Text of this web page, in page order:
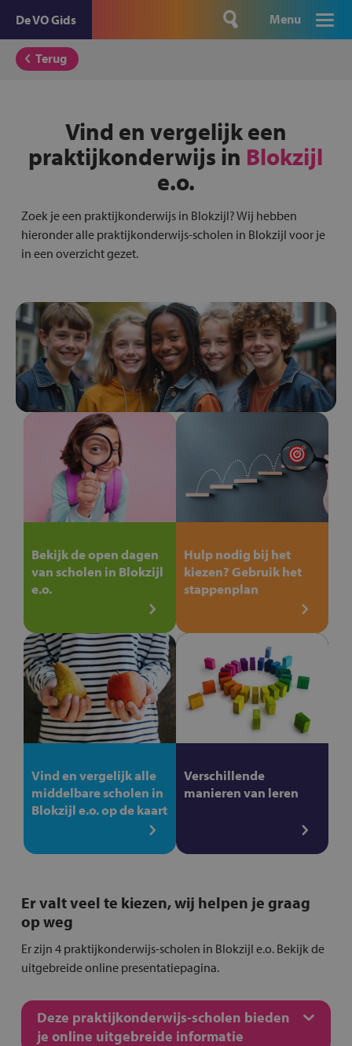
De VO Gids Menu
Terug
Vind en vergelijk een
praktijkonderwijs in Blokzijl
e.o.
Zoek je een praktijkonderwijs in Blokzijl? Wij hebben
hieronder alle praktijkonderwijs-scholen in Blokzijl voor je
in een overzicht gezet.
Bekijk de open dagen
van scholen in Blokzijl
e.o.
Hulp nodig bij het
kiezen? Gebruik het
stappenplan
Vind en vergelijk alle
middelbare scholen in
Blokzijl e.o. op de kaart
Verschillende
manieren van leren
Er valt veel te kiezen, wij helpen je graag
op weg
Er zijn 4 praktijkonderwijs-scholen in Blokzijl e.o. Bekijk de
uitgebreide online presentatiepagina.
Deze praktijkonderwijs-scholen bieden
je online uitgebreide informatie